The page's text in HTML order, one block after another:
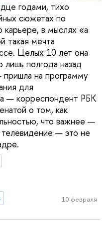
годами, тихо
сюжетах по
карьере, в мыслях «а
такая мечта
Целых 10 лет она
лишь полгода назад
на программу
для
— корреспондент РБК
о том, как
что важнее —
— это не
10 февраля